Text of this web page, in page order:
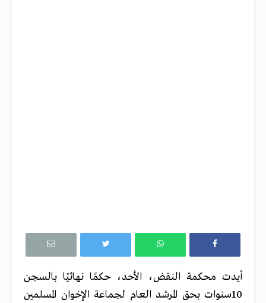
أيدت محكمة النقض، الأحد، حكمًا نهائيًا بالسجن
10سنوات بحق المرشد العام لجماعة الإخوان المسلمين